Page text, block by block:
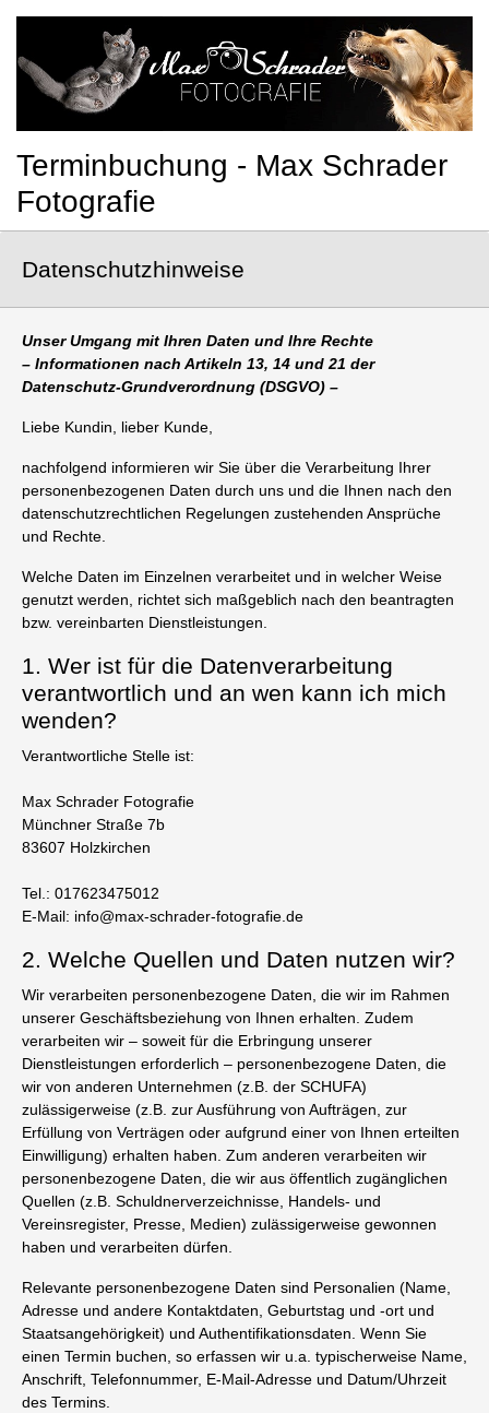
Terminbuchung - Max Schrader
Fotografie
Datenschutzhinweise
Unser Umgang mit Ihren Daten und Ihre Rechte
– Informationen nach Artikeln 13, 14 und 21 der
Datenschutz-Grundverordnung (DSGVO) –
Liebe Kundin, lieber Kunde,
nachfolgend informieren wir Sie über die Verarbeitung Ihrer
personenbezogenen Daten durch uns und die Ihnen nach den
datenschutzrechtlichen Regelungen zustehenden Ansprüche
und Rechte.
Welche Daten im Einzelnen verarbeitet und in welcher Weise
genutzt werden, richtet sich maßgeblich nach den beantragten
bzw. vereinbarten Dienstleistungen.
1. Wer ist für die Datenverarbeitung
verantwortlich und an wen kann ich mich
wenden?
Verantwortliche Stelle ist:
Max Schrader Fotografie
Münchner Straße 7b
83607 Holzkirchen
Tel.: 017623475012
E-Mail: info@max-schrader-fotografie.de
2. Welche Quellen und Daten nutzen wir?
Wir verarbeiten personenbezogene Daten, die wir im Rahmen
unserer Geschäftsbeziehung von Ihnen erhalten. Zudem
verarbeiten wir – soweit für die Erbringung unserer
Dienstleistungen erforderlich – personenbezogene Daten, die
wir von anderen Unternehmen (z.B. der SCHUFA)
zulässigerweise (z.B. zur Ausführung von Aufträgen, zur
Erfüllung von Verträgen oder aufgrund einer von Ihnen erteilten
Einwilligung) erhalten haben. Zum anderen verarbeiten wir
personenbezogene Daten, die wir aus öffentlich zugänglichen
Quellen (z.B. Schuldnerverzeichnisse, Handels- und
Vereinsregister, Presse, Medien) zulässigerweise gewonnen
haben und verarbeiten dürfen.
Relevante personenbezogene Daten sind Personalien (Name,
Adresse und andere Kontaktdaten, Geburtstag und -ort und
Staatsangehörigkeit) und Authentifikationsdaten. Wenn Sie
einen Termin buchen, so erfassen wir u.a. typischerweise Name,
Anschrift, Telefonnummer, E-Mail-Adresse und Datum/Uhrzeit
des Termins.